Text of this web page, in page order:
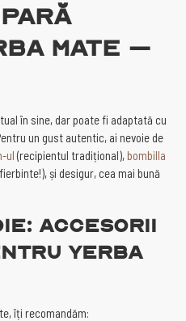
mate –
în sine, dar poate fi adaptată cu
un gust autentic, ai nevoie de
ul (recipientul tradițional), bombilla
și desigur, cea mai bună
accesorii
yerba
îți recomandăm: